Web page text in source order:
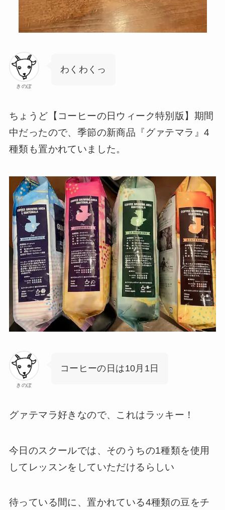
きのぽ
わくわくっ
ちょうど【コーヒーの日ウィーク特別版】期間
中だったので、季節の新商品『グァテマラ』4
種類も置かれていました。
きのぽ
コーヒーの日は10月1日
グァテマラ好きなので、これはラッキー！
今日のスクールでは、そのうちの1種類を使用
してレッスンをしていただけるらしい
待っている間に、置かれている4種類の豆をチ